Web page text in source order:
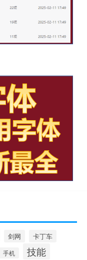
剑网 卡丁车
手机 技能